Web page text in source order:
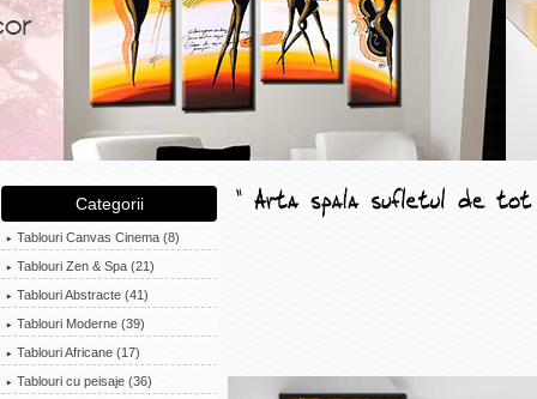
Categorii
Tablouri Canvas Cinema (8)
Tablouri Zen & Spa (21)
Tablouri Abstracte (41)
Tablouri Moderne (39)
Tablouri Africane (17)
Tablouri cu peisaje (36)